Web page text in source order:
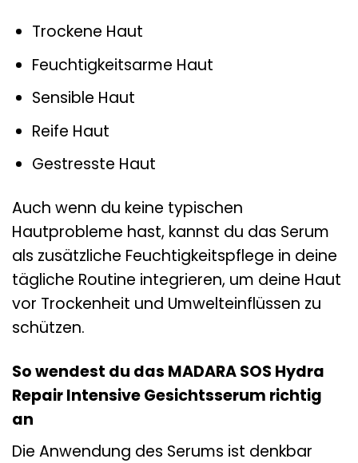
Trockene Haut
Feuchtigkeitsarme Haut
Sensible Haut
Reife Haut
Gestresste Haut
Auch wenn du keine typischen
Hautprobleme hast, kannst du das Serum
als zusätzliche Feuchtigkeitspflege in deine
tägliche Routine integrieren, um deine Haut
vor Trockenheit und Umwelteinflüssen zu
schützen.
So wendest du das MADARA SOS Hydra
Repair Intensive Gesichtsserum richtig
an
Die Anwendung des Serums ist denkbar